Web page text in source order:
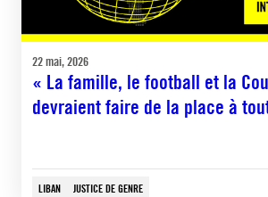
22 mai, 2026
« La famille, le football et la
devraient faire de la place à
LIBAN JUSTICE DE GENRE